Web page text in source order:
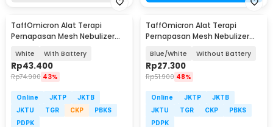
TaffOmicron Alat Terapi
Pernapasan Mesh Nebulizer
White With Battery
Rp43.400
Rp74.900 43%
Online JKTP
JKTB
JKTU
TGR CKP
PBKS
PDPK
TaffOmicron Alat Terapi
Pernapasan Mesh Nebulizer
Blue/White Without Battery
Rp27.300
Rp51.900 48%
Online JKTP
JKTB
JKTU
TGR CKP
PBKS
PDPK